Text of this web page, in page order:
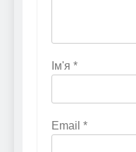
Ім'я *
Email *